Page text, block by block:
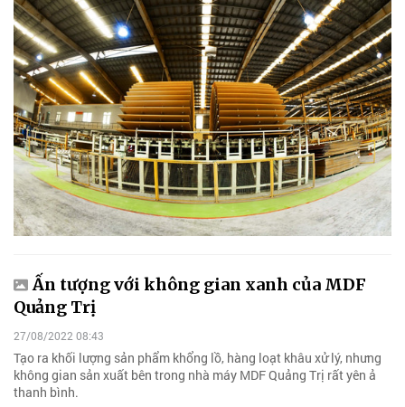
Ấn tượng với không gian xanh của MDF
Quảng Trị
27/08/2022 08:43
Tạo ra khối lượng sản phẩm khổng lồ, hàng loạt khâu xử lý, nhưng
không gian sản xuất bên trong nhà máy MDF Quảng Trị rất yên ả
thanh bình.